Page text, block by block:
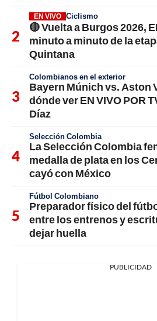
EN VIVO Ciclismo
🔴 Vuelta a Burgos 2026,
minuto a minuto de la
Quintana
Colombianos en el exterior
Bayern Múnich vs. Aston
dónde ver EN VIVO POR
Díaz
Selección Colombia
La Selección Colombia
medalla de plata en los
cayó con México
Fútbol Colombiano
Preparador físico del
entre los entrenos y
dejar huella
PUBLICIDAD